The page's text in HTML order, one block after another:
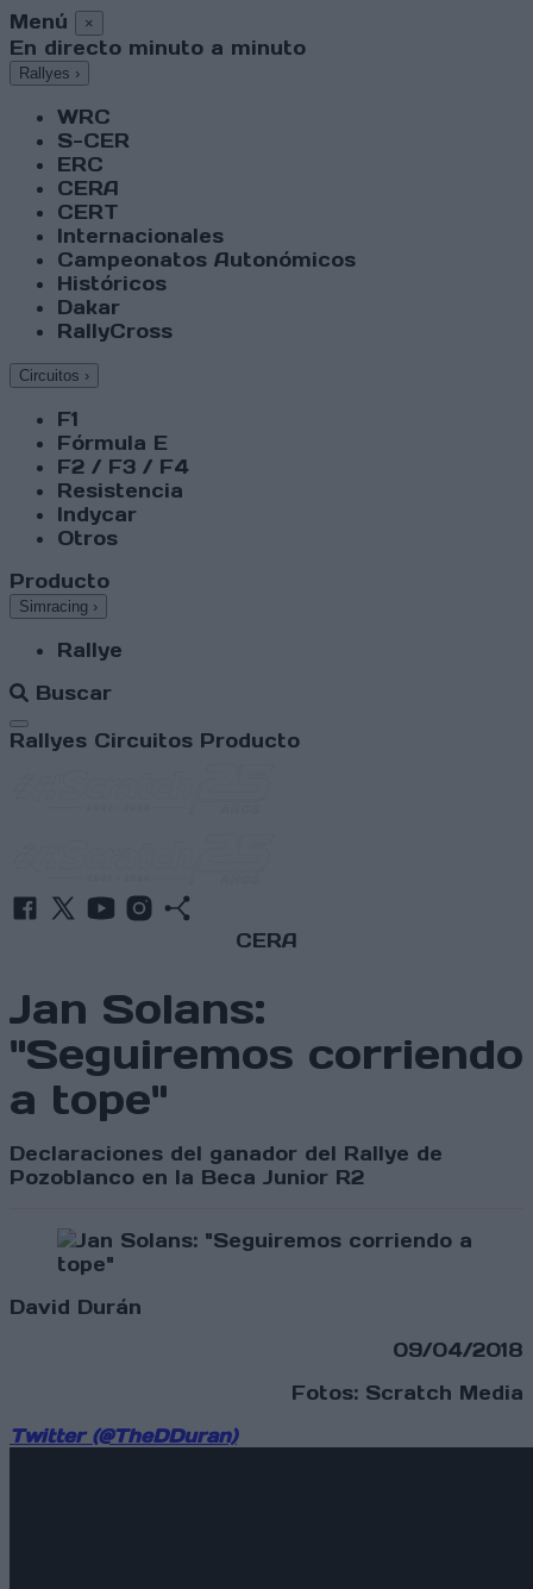
Menú ×
En directo minuto a minuto
Rallyes ›
WRC
S-CER
ERC
CERA
CERT
Internacionales
Campeonatos Autonómicos
Históricos
Dakar
RallyCross
Circuitos ›
F1
Fórmula E
F2 / F3 / F4
Resistencia
Indycar
Otros
Producto
Simracing ›
Rallye
Buscar
Abrir menú
Rallyes Circuitos Producto
CERA
Jan Solans:
"Seguiremos corriendo
a tope"
Declaraciones del ganador del Rallye de
Pozoblanco en la Beca Junior R2
David Durán
09/04/2018
Fotos: Scratch Media
Twitter (@TheDDuran)